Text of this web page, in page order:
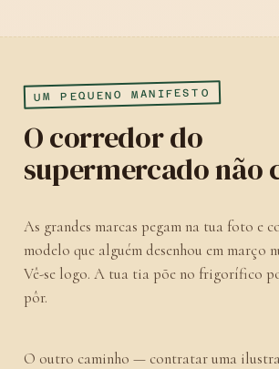
UM PEQUENO MANIFESTO
O corredor do
supermercado não
As grandes marcas pegam na tua foto e
modelo que alguém desenhou em março
Vê-se logo. A tua tia põe no frigorífico
pôr.
O outro caminho — contratar uma